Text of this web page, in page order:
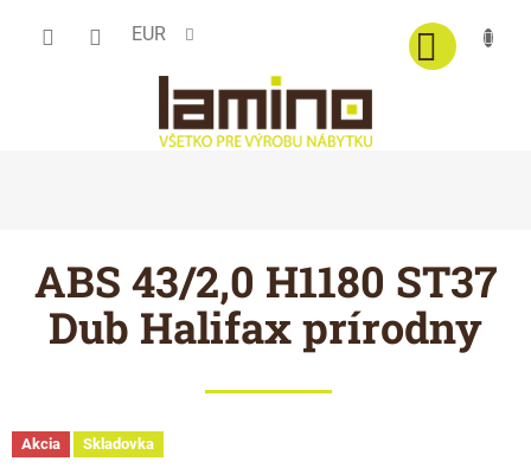
EUR
ABS 43/2,0 H1180 ST37
Dub Halifax prírodny
Akcia Skladovka